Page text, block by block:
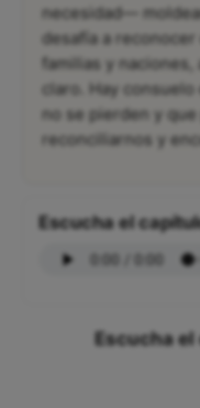
necesidad—
desafía a
familias y
claro. Hay
no se pierden y que
reconciliarnos y
Escucha el
Escucha